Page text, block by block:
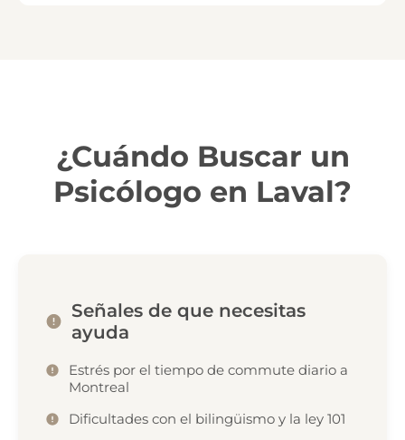
¿Cuándo Buscar un
Psicólogo en Laval?
Señales de que necesitas
ayuda
Estrés por el tiempo de commute diario a
Montreal
Dificultades con el bilingüismo y la ley 101